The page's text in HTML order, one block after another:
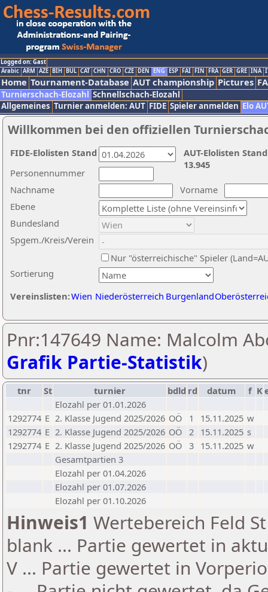
Logged on: Gast
Arabic ARM AZE BIH BUL CAT CHN CRO CZE DEN ENG ESP FAI FIN FRA GER GRE INA
Home Tournament-Database AUT championship Pictures
Turnierschach-Elozahl Schnellschach-Elozahl
Allgemeines Turnier anmelden: AUT FIDE Spieler anmelden Elo
Willkommen bei den offiziellen
Nachname
Vorname
Ebene
Sortierung
Personennummer
Bundesland
Spgem./Kreis/Verein
Nur "österreichische" Spieler
Vereinslisten:Wien Niederösterreich Burgenland
AUT-Elolisten
13.945
FIDE-Elolisten Stand
Pnr:147649 Name: Malcolm
Grafik Partie-Statistik)
tnr St turnier bdld rd datum f K
Elozahl per 01.01.2026
1292774 E 2. Klasse Jugend 2025/2026 OÖ 1 15.11.2025 w
1292774 E 2. Klasse Jugend 2025/2026 OÖ 2 15.11.2025 s
1292774 E 2. Klasse Jugend 2025/2026 OÖ 3 15.11.2025 w
Gesamtpartien 3
Elozahl per 01.04.2026
Elozahl per 01.07.2026
Elozahl per 01.10.2026
Hinweis1 Wertebereich Feld
blank ... Partie gewertet in
V ... Partie gewertet in